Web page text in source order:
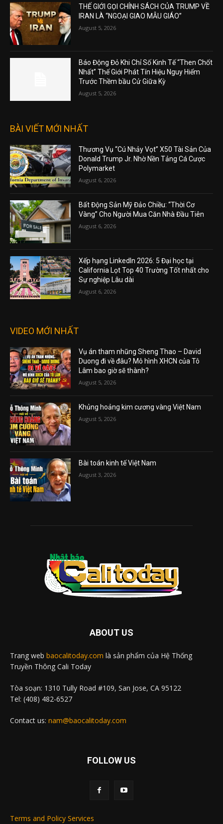
THẾ GIỚI GỌI CHÍNH SÁCH CỦA TRUMP VỀ
IRAN LÀ “NGOẠI GIAO MẪU GIÁO”
August 5, 2026
Báo Động Đỏ Khi Chỉ Số Kinh Tế “Then Chốt
Nhất” Thế Giới Phát Tín Hiệu Nguy Hiểm
Trước Thềm bầu Cử Giữa Kỳ
August 5, 2026
BÀI VIẾT MỚI NHẤT
Thương Vụ “Cú Nhảy Vọt” X50 Tài Sản Của
Donald Trump Jr. Nhờ Nền Tảng Cá Cược
Polymarket
August 6, 2026
Bất Động Sản Mỹ Đảo Chiều: “Thời Cơ
Vàng” Cho Người Mua Căn Nhà Đầu Tiên
August 6, 2026
Xếp hạng LinkedIn 2026: 5 Đại học tại
California Lọt Top 40 Trường Tốt nhất cho
Sự nghiệp Lâu dài
August 6, 2026
VIDEO MỚI NHẤT
Vụ án tham nhũng Sheng Thao – David
Duong đi về đâu? Mô hình XHCN của Tô
Lâm bao giờ sẽ thành?
August 5, 2026
Khủng hoảng kim cương vàng Việt Nam
August 5, 2026
Bài toán kinh tế Việt Nam
August 3, 2026
ABOUT US
Trang web baocalitoday.com là sản phẩm của Hệ Thống
Truyền Thông Cali Today
Tòa soạn: 1310 Tully Road #109, San Jose, CA 95122
Tel: (408) 482-6527
Contact us: nam@baocalitoday.com
FOLLOW US
Terms and Policy Services